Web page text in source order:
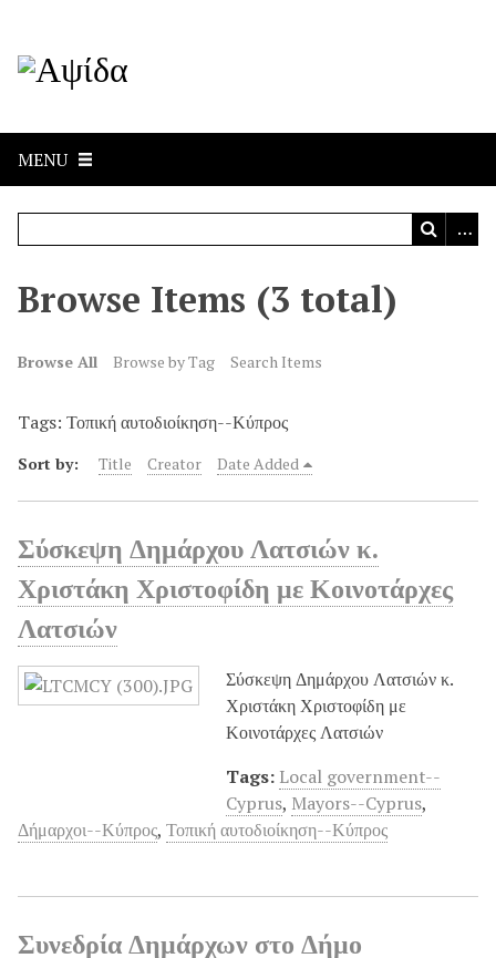
MENU
Browse Items (3 total)
Browse All Browse by Tag Search Items
Tags: Τοπική αυτοδιοίκηση--Κύπρος
Sort by: Title Creator Date Added
Σύσκεψη Δημάρχου Λατσιών κ.
Χριστάκη Χριστοφίδη με Κοινοτάρχες
Λατσιών
Σύσκεψη Δημάρχου Λατσιών κ.
Χριστάκη Χριστοφίδη με
Κοινοτάρχες Λατσιών
Tags: Local government--
Cyprus, Mayors--Cyprus,
Δήμαρχοι--Κύπρος, Τοπική αυτοδιοίκηση--Κύπρος
Συνεδρία Δημάρχων στο Δήμο